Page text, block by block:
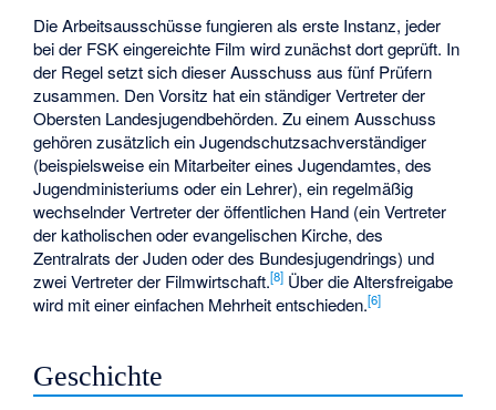
Die Arbeitsausschüsse fungieren als erste Instanz, jeder
bei der FSK eingereichte Film wird zunächst dort geprüft. In
der Regel setzt sich dieser Ausschuss aus fünf Prüfern
zusammen. Den Vorsitz hat ein ständiger Vertreter der
Obersten Landesjugendbehörden. Zu einem Ausschuss
gehören zusätzlich ein Jugendschutzsachverständiger
(beispielsweise ein Mitarbeiter eines Jugendamtes, des
Jugendministeriums oder ein Lehrer), ein regelmäßig
wechselnder Vertreter der öffentlichen Hand (ein Vertreter
der katholischen oder evangelischen Kirche, des
Zentralrats der Juden oder des Bundesjugendrings) und
zwei Vertreter der Filmwirtschaft.[8] Über die Altersfreigabe
wird mit einer einfachen Mehrheit entschieden.[6]
Geschichte